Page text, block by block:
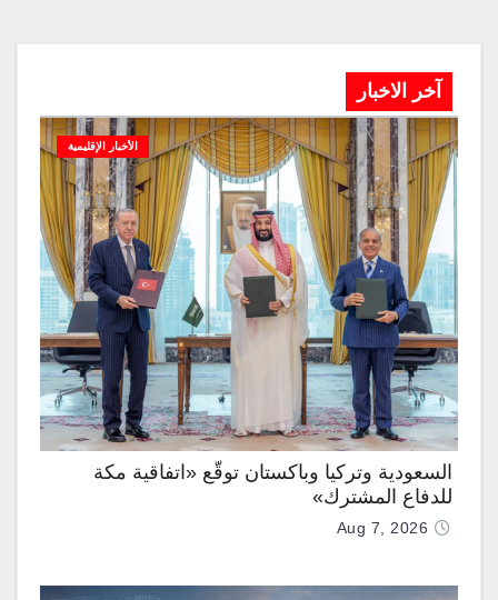
آخر الاخبار
الأخبار الإقليمية
السعودية وتركيا وباكستان توقّع «اتفاقية مكة
للدفاع المشترك»
Aug 7, 2026